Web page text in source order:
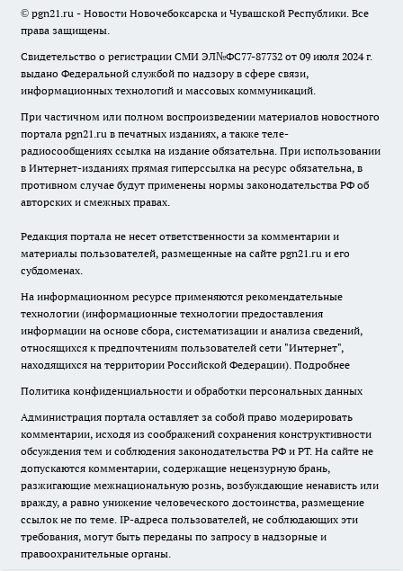
© pgn21.ru - Новости Новочебоксарска и Чувашской Республики. Все
права защищены.
Свидетельство о регистрации СМИ ЭЛ№ФС77-87732 от 09 июля 2024 г.
выдано Федеральной службой по надзору в сфере связи,
информационных технологий и массовых коммуникаций.
При частичном или полном воспроизведении материалов новостного
портала pgn21.ru в печатных изданиях, а также теле-
радиосообщениях ссылка на издание обязательна. При использовании
в Интернет-изданиях прямая гиперссылка на ресурс обязательна, в
противном случае будут применены нормы законодательства РФ об
авторских и смежных правах.
Редакция портала не несет ответственности за комментарии и
материалы пользователей, размещенные на сайте pgn21.ru и его
субдоменах.
На информационном ресурсе применяются рекомендательные
технологии (информационные технологии предоставления
информации на основе сбора, систематизации и анализа сведений,
относящихся к предпочтениям пользователей сети "Интернет",
находящихся на территории Российской Федерации). Подробнее
Политика конфиденциальности и обработки персональных данных
Администрация портала оставляет за собой право модерировать
комментарии, исходя из соображений сохранения конструктивности
обсуждения тем и соблюдения законодательства РФ и РТ. На сайте не
допускаются комментарии, содержащие нецензурную брань,
разжигающие межнациональную рознь, возбуждающие ненависть или
вражду, а равно унижение человеческого достоинства, размещение
ссылок не по теме. IP-адреса пользователей, не соблюдающих эти
требования, могут быть переданы по запросу в надзорные и
правоохранительные органы.